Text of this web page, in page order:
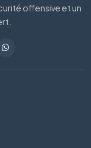
offensive et un